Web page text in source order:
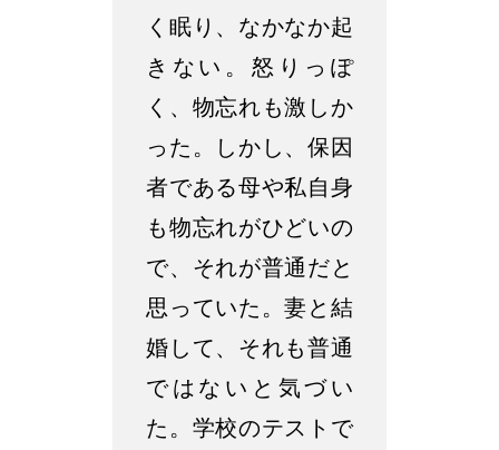
く眠り、なかなか起
きない。怒りっぽ
く、物忘れも激しか
った。しかし、保因
者である母や私自身
も物忘れがひどいの
で、それが普通だと
思っていた。妻と結
婚して、それも普通
ではないと気づい
た。学校のテストで